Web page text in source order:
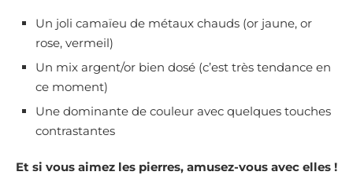
Un joli camaïeu de métaux chauds (or jaune, or
rose, vermeil)
Un mix argent/or bien dosé (c’est très tendance en
ce moment)
Une dominante de couleur avec quelques touches
contrastantes
Et si vous aimez les pierres, amusez-vous avec elles !